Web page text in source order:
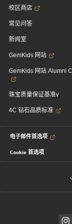
校区商店
常见问答
新闻室
GemKids 网站
GemKids 网站 Alumni
珠宝质量保证基准v
4C 钻石品质标准
电子邮件首选项
Cookie 首选项